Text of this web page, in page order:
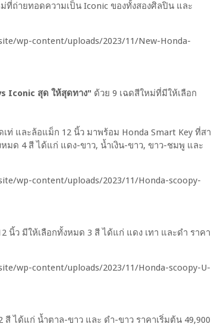
ที่ถ่ายทอดความเป็น Iconic ของทั้งสองศิลปิน และ
Iconic สุด ให้สุดทาง" ด้วย 9 เฉดสีใหม่ที่มีให้เลือก
และล้อแม็ก 12 นิ้ว มาพร้อม Honda Smart Key ที่สา
ด 4 สี ได้แก่ แดง-ขาว, น้ำเงิน-ขาว, ขาว-ชมพู และ
นิ้ว มีให้เลือกทั้งหมด 3 สี ได้แก่ แดง เทา และดำ ราคา
สี ได้แก่ น้ำตาล-ขาว และ ดำ-ขาว ราคาเริ่มต้น 49,900